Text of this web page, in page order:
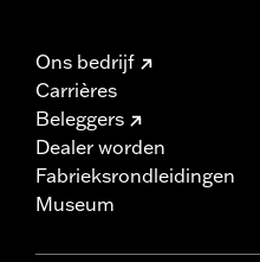
Ons bedrijf
Carrières
Beleggers
Dealer worden
Fabrieksrondleidingen
Museum